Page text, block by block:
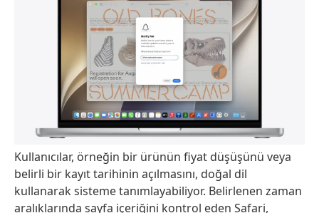
Kullanıcılar, örneğin bir ürünün fiyat düşüşünü veya
belirli bir kayıt tarihinin açılmasını, doğal dil
kullanarak sisteme tanımlayabiliyor. Belirlenen zaman
aralıklarında sayfa içeriğini kontrol eden Safari,